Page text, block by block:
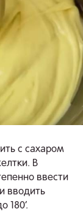
с сахаром
В
ввести
вводить
180’.